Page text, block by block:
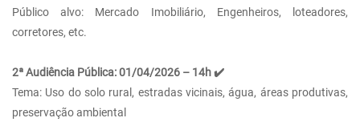
Público alvo: Mercado Imobiliário, Engenheiros, loteadores,
corretores, etc.
2ª Audiência Pública: 01/04/2026 – 14h ✔️
Tema: Uso do solo rural, estradas vicinais, água, áreas produtivas,
preservação ambiental